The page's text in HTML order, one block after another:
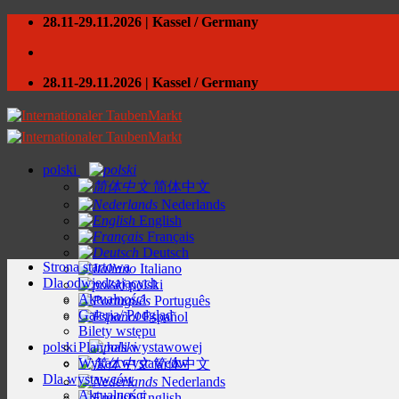
Skip
content
28.11-29.11.2026 | Kassel / Germany
28.11-29.11.2026 | Kassel / Germany
polski
简体中文
Nederlands
English
Français
Deutsch
Italiano
polski
Português
Español
polski
简体中文
Nederlands
Strona startowa
Dla odwiedzających
Aktualności
Galeria/ Podgląd
Bilety wstępu
Plan hali wystawowej
Wykaz wystawców
Dla wystawców
Aktualności